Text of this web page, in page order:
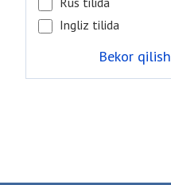
Ingliz tilida
Bekor qilish